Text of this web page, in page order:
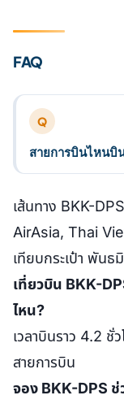
FAQ
Q
สายการบินไหนบิ
เส้นทาง BKK-
AirAsia, Thai
เทียบกระเป๋า พันธ
เที่ยวบิน BKK-
ไหน?
เวลาบินราว 4.2 ชั่
สายการบิน
จอง BKK-DPS